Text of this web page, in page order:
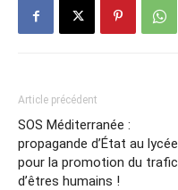
Article précédent
SOS Méditerranée :
propagande d’État au lycée
pour la promotion du trafic
d’êtres humains !